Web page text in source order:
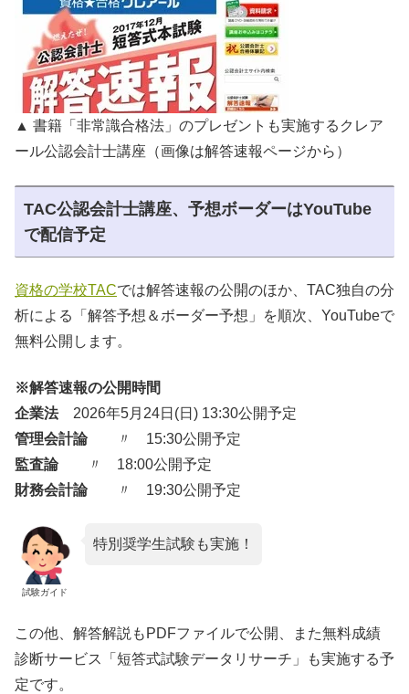
▲ 書籍「非常識合格法」のプレゼントも実施するクレア
ール公認会計士講座（画像は解答速報ページから）
TAC公認会計士講座、予想ボーダーはYouTube
で配信予定
資格の学校TACでは解答速報の公開のほか、TAC独自の分
析による「解答予想＆ボーダー予想」を順次、YouTubeで
無料公開します。
※解答速報の公開時間
企業法2026年5月24日(日) 13:30公開予定
管理会計論〃 15:30公開予定
監査論〃 18:00公開予定
財務会計論〃 19:30公開予定
試験ガイド
特別奨学生試験も実施！
この他、解答解説もPDFファイルで公開、また無料成績
診断サービス「短答式試験データリサーチ」も実施する予
定です。